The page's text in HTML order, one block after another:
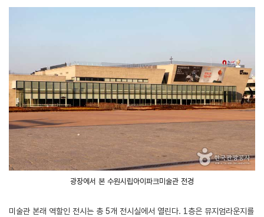
광장에서 본 수원시립아이파크미술관 전경
미술관 본래 역할인 전시는 총 5개 전시실에서 열린다. 1층은 뮤지엄라운지를